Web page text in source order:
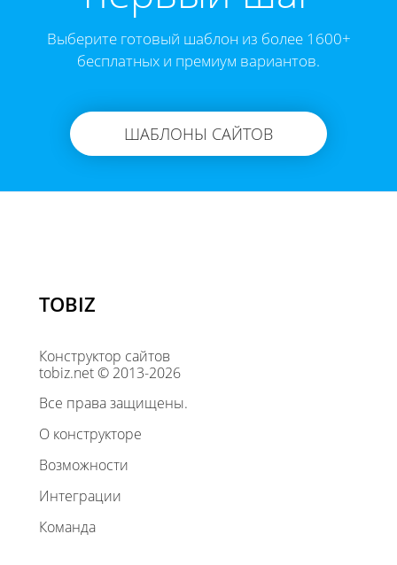
Выберите готовый шаблон из более 1600+
бесплатных и премиум вариантов.
ШАБЛОНЫ САЙТОВ
TOBIZ
Конструктор сайтов
tobiz.net © 2013-2026
Все права защищены.
О конструкторе
Возможности
Интеграции
Команда